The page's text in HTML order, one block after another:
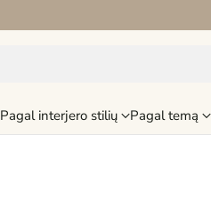
Pagal interjero stilių Pagal temą